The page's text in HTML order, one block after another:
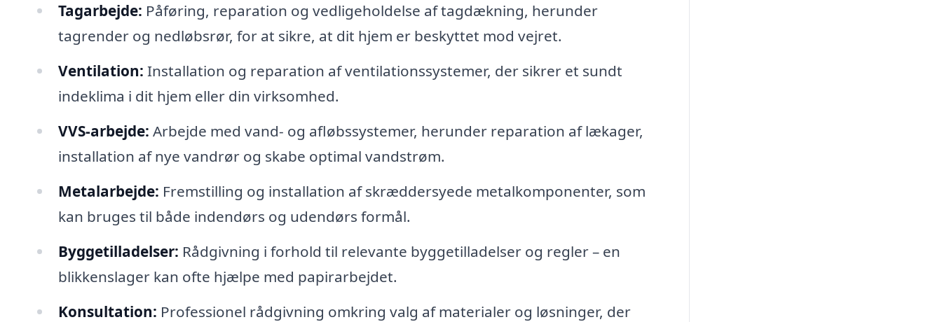
Tagarbejde: Påføring, reparation og vedligeholdelse af tagdækning, herunder
tagrender og nedløbsrør, for at sikre, at dit hjem er beskyttet mod vejret.
Ventilation: Installation og reparation af ventilationssystemer, der sikrer et sundt
indeklima i dit hjem eller din virksomhed.
VVS-arbejde: Arbejde med vand- og afløbssystemer, herunder reparation af lækager,
installation af nye vandrør og skabe optimal vandstrøm.
Metalarbejde: Fremstilling og installation af skræddersyede metalkomponenter, som
kan bruges til både indendørs og udendørs formål.
Byggetilladelser: Rådgivning i forhold til relevante byggetilladelser og regler – en
blikkenslager kan ofte hjælpe med papirarbejdet.
Konsultation: Professionel rådgivning omkring valg af materialer og løsninger, der